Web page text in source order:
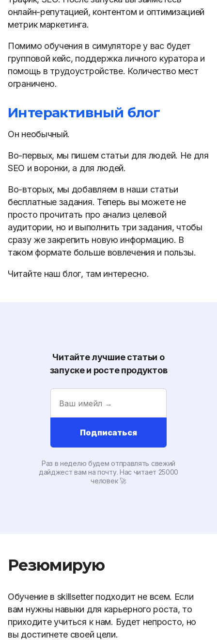
онлайн-репутацией, контентом и оптимизацией
метрик маркетинга.
Помимо обучения в симуляторе у вас будет
групповой кейс, поддержка личного куратора и
помощь в трудоустройстве. Количество мест
ограничено.
Интерактивный блог
Он необычный.
Во-первых, мы пишем статьи для людей. Не для
SEO и воронки, а для людей.
Во-вторых, мы добавляем в наши статьи
бесплатные задания. Теперь вы можете не
просто прочитать про анализ целевой
аудитории, но и выполнить три задания, чтобы
сразу же закрепить новую информацию. В
таком формате больше вовлечения и пользы.
Читайте наш блог, там интересно.
Читайте лучшие статьи о
запуске и росте продуктов
Подписаться
Раз в неделю будем отправлять свежий
дайджест вам на почту. Наc читает 25000
человек 🚀
Резюмирую
Обучение в skillsetter подходит не всем. Если
вам нужны навыки для карьерного роста, то
приходите учиться к нам. Будет непросто, но
вы достигнете своей цели.